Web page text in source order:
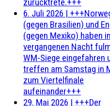
6. Juli 2026 |
(gegen Brasilien) und
(gegen Mexiko) haben
vergangenen Nacht
WM-Siege eingefahren
treffen am Samstag in
zum Viertelfinale
aufeinander+++
29. Mai 2026 | +++Der